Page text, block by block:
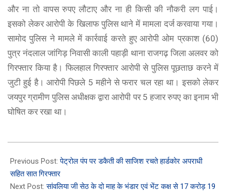
और ना तो वापस रुपए लौटाए और ना ही किसी की नौकरी लग पाई।
इसको लेकर आरोपी के खिलाफ पुलिस थाने में मामला दर्ज करवाया गया।
सामोद पुलिस ने मामले में कार्रवाई करते हुए आरोपी ओम प्रकाश (60)
पुत्र नंदलाल जांगिड़ निवासी काली पहाड़ी थाना राजगढ़ जिला अलवर को
गिरफ्तार किया है। फिलहाल गिरफ्तार आरोपी से पुलिस पूछताछ करने में
जुटी हुई है। आरोपी पिछले 5 महीने से फरार चल रहा था। इसको लेकर
जयपुर ग्रामीण पुलिस अधीक्षक द्वारा आरोपी पर 5 हजार रुपए का इनाम भी
घोषित कर रखा था।
12-
15
Previous Post:पेट्रोल पंप पर डकैती की साजिश रचते हार्डकोर अपराधी
सहित सात गिरफ्तार
Next Post:सांवलिया जी सेठ के दो माह के भंडार एवं भेंट कक्ष से 17 करोड़ 19